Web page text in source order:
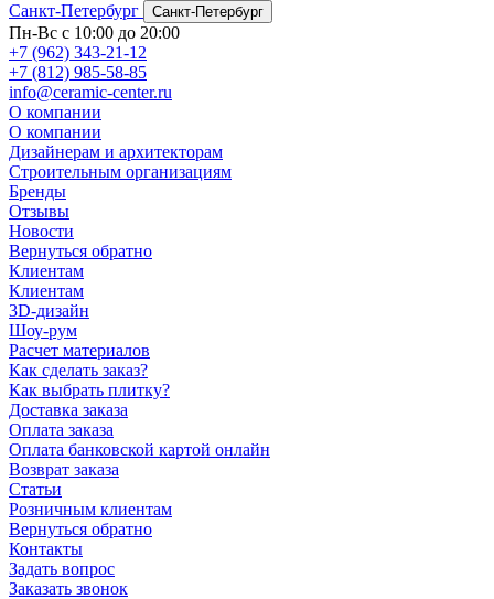
Санкт-Петербург
Санкт-Петербург
Пн-Вс с 10:00 до 20:00
+7 (962) 343-21-12
+7 (812) 985-58-85
info@ceramic-center.ru
О компании
О компании
Дизайнерам и архитекторам
Строительным организациям
Бренды
Отзывы
Новости
Вернуться обратно
Клиентам
Клиентам
3D-дизайн
Шоу-рум
Расчет материалов
Как сделать заказ?
Как выбрать плитку?
Доставка заказа
Оплата заказа
Оплата банковской картой онлайн
Возврат заказа
Статьи
Розничным клиентам
Вернуться обратно
Контакты
Задать вопрос
Заказать звонок